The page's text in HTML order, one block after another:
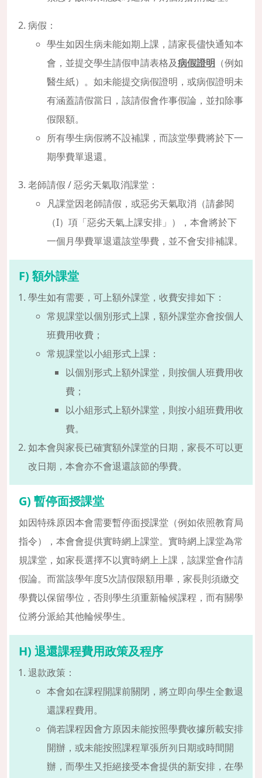
病假：
學生如因生病未能如期上課，請家長儘快通知本
會，並提交學生請假申請表格及病假證明 （例如
醫生紙）。如未能提交病假證明，或病假證明未
有涵蓋請假當日，該請假會作事假論，並扣除事
假限額。
所有學生病假將不設補課，而該堂學費將於下一
期學費單退還。
老師請假 / 惡劣天氣取消課堂：
凡課堂因老師請假，或惡劣天氣取消（請參閱
（I）項「惡劣天氣上課安排」），本會將於下
一個月學費單退還該堂學費，並不會安排補課。
F) 額外課堂
學生如有需要，可上額外課堂，收費安排如下：
常規課堂以個別形式上課，額外課堂亦會按個人
班費用收費；
常規課堂以小組形式上課：
以個別形式上額外課堂，則按個人班費用收
費；
以小組形式上額外課堂，則按小組班費用收
費。
如本會與家長已確實額外課堂的日期，家長不可以更
改日期，本會亦不會退還該節的學費。
G) 暫停面授課堂
如因特殊原因本會需要暫停面授課堂（例如依照教育局
指令），本會會提供實時網上課堂。實時網上課堂為常
規課堂，如家長選擇不以實時網上上課，該課堂會作請
假論。而當該學年度5次請假限額用畢，家長則須繳交
學費以保留學位，否則學生須重新輪候課程，而有關學
位將分派給其他輪候學生。
H) 退還課程費用政策及程序
退款政策：
本會如在課程開課前關閉，將立即向學生全數退
還課程費用。
倘若課程因會方原因未能按照學費收據所載安排
開辦，或未能按照課程單張所列日期或時間開
辦，而學生又拒絕接受本會提供的新安排，在學